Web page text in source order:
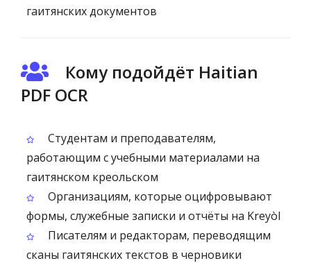
гаитянских документов
Кому подойдёт Haitian
PDF OCR
Студентам и преподавателям,
работающим с учебными материалами на
гаитянском креольском
Организациям, которые оцифровывают
формы, служебные записки и отчёты на Kreyòl
Писателям и редакторам, переводящим
сканы гаитянских текстов в черновики